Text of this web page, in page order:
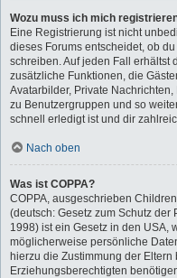
Wozu muss ich mich
Eine Registrierung ist nicht
dieses Forums entscheidet, ob
schreiben. Auf jeden Fall erhältst
zusätzliche Funktionen, die
Avatarbilder, Private
zu Benutzergruppen und so
schnell erledigt ist und dir
Nach oben
Was ist COPPA?
COPPA, ausgeschrieben
(deutsch: Gesetz zum Schutz der
1998) ist ein Gesetz in den USA,
möglicherweise persönliche
hierzu die Zustimmung der
Erziehungsberechtigten